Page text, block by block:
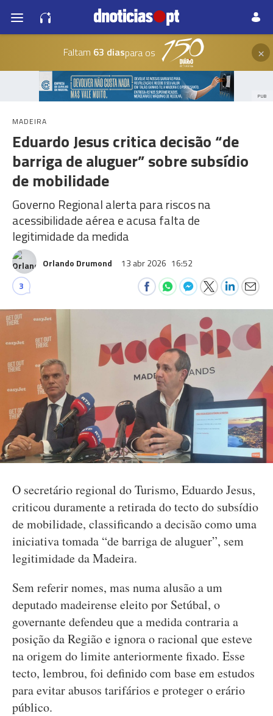
Faltam 63 diaspara os ×
PUB
MADEIRA
Eduardo Jesus critica decisão “de
barriga de aluguer” sobre subsídio
de mobilidade
Governo Regional alerta para riscos na
acessibilidade aérea e acusa falta de
legitimidade da medida
Orlando Drumond 13 abr 2026 16:52
3
O secretário regional do Turismo, Eduardo Jesus,
criticou duramente a retirada do tecto do subsídio
de mobilidade, classificando a decisão como uma
iniciativa tomada “de barriga de aluguer”, sem
legitimidade da Madeira.
Sem referir nomes, mas numa alusão a um
deputado madeirense eleito por Setúbal, o
governante defendeu que a medida contraria a
posição da Região e ignora o racional que esteve
na origem do limite anteriormente fixado. Esse
tecto, lembrou, foi definido com base em estudos
para evitar abusos tarifários e proteger o erário
público.